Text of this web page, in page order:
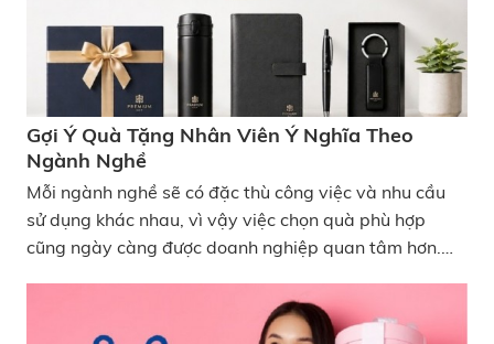
Gợi Ý Quà Tặng Nhân Viên Ý Nghĩa Theo
Ngành Nghề
Mỗi ngành nghề sẽ có đặc thù công việc và nhu cầu
sử dụng khác nhau, vì vậy việc chọn quà phù hợp
cũng ngày càng được doanh nghiệp quan tâm hơn.
theo ngành nghề vừa thiết thực, dễ ứng dụng vừa
giúp tăng trải nghiệm và sự gắn kết trong môi trường